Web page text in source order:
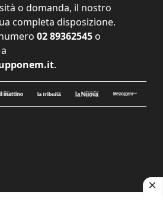
o domanda, il nostro
completa disposizione.
02 89362545 o
.